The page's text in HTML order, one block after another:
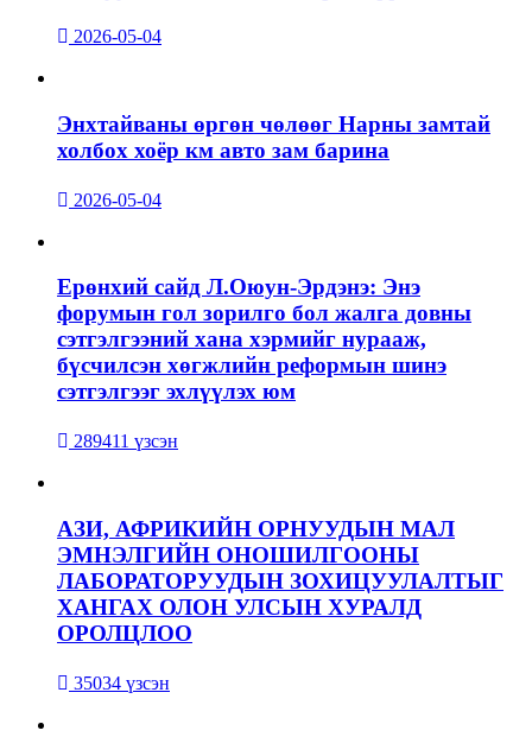
2026-05-04
Энхтайваны өргөн чөлөөг Нарны замтай
холбох хоёр км авто зам барина
2026-05-04
Ерөнхий сайд Л.Оюун-Эрдэнэ: Энэ
форумын гол зорилго бол жалга довны
сэтгэлгээний хана хэрмийг нурааж,
бүсчилсэн хөгжлийн реформын шинэ
сэтгэлгээг эхлүүлэх юм
289411 үзсэн
АЗИ, АФРИКИЙН ОРНУУДЫН МАЛ
ЭМНЭЛГИЙН ОНОШИЛГООНЫ
ЛАБОРАТОРУУДЫН ЗОХИЦУУЛАЛТЫГ
ХАНГАХ ОЛОН УЛСЫН ХУРАЛД
ОРОЛЦЛОО
35034 үзсэн